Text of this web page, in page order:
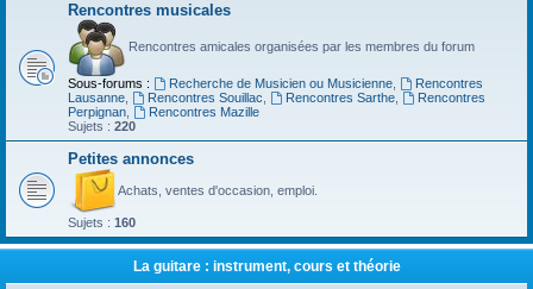
Rencontres musicales
Rencontres amicales organisées par les membres du forum
Sous-forums : Recherche de Musicien ou Musicienne,
Rencontres
Lausanne
Rencontres Souillac Rencontres Sarthe,
Rencontres
Perpignan
Rencontres Mazille
Sujets : 220
Petites annonces
Achats, ventes d'occasion, emploi.
Sujets : 160
La guitare : instrument, cours et théorie